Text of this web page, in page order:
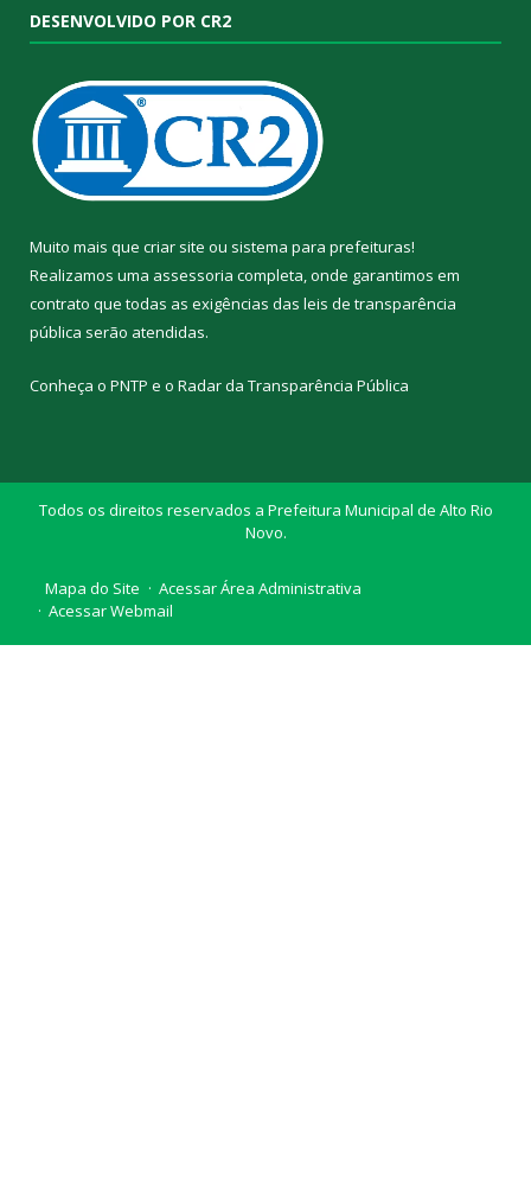
DESENVOLVIDO POR CR2
Muito mais que criar site ou sistema para prefeituras!
Realizamos uma assessoria completa, onde garantimos em
contrato que todas as exigências das leis de transparência
pública serão atendidas.
Conheça o PNTP e o Radar da Transparência Pública
Todos os direitos reservados a Prefeitura Municipal de Alto Rio
Novo.
Mapa do Site
Acessar Área Administrativa
Acessar Webmail